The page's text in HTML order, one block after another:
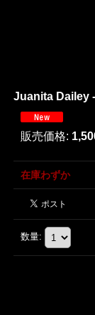
Juanita Dailey
販売価格:
在庫わずか
数量: